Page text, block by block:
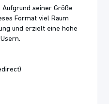
seiner Größe
Format viel Raum
und erzielt eine hohe